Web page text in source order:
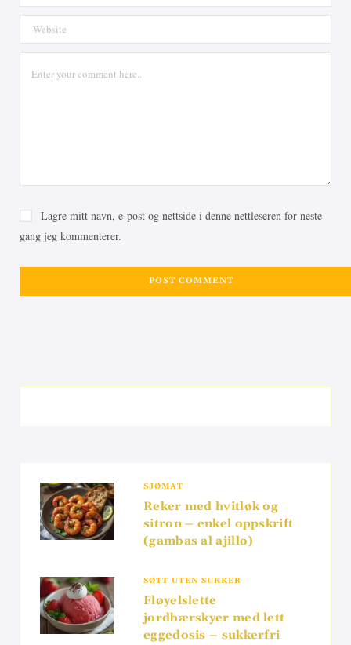
Lagre mitt navn, e-post og nettside i denne nettleseren for neste
gang jeg kommenterer.
SJØMAT
Reker med hvitløk og
sitron – enkel oppskrift
(gambas al ajillo)
SØTT UTEN SUKKER
Fløyelslette
jordbærskyer med lett
eggedosis – sukkerfri